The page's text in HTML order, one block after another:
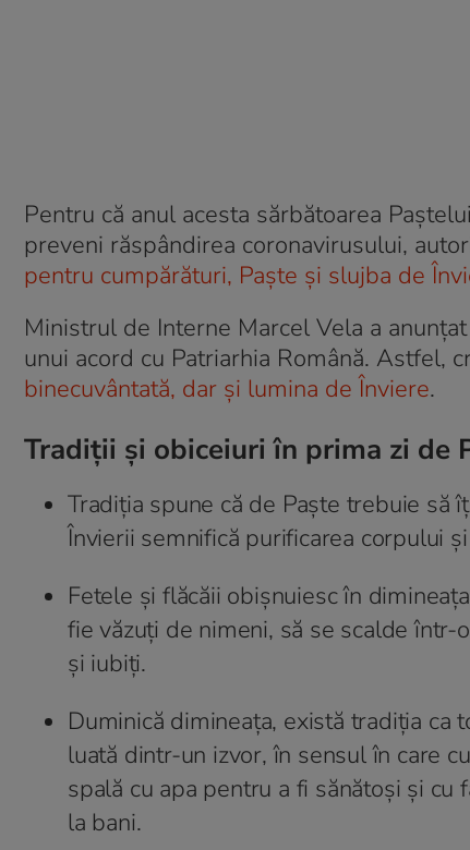
Pentru că anul acesta sărbătoarea
preveni răspândirea coronavirusului,
pentru cumpărături, Paște și slujba de
Ministrul de Interne Marcel Vela a
unui acord cu Patriarhia Română. Astfel,
binecuvântată, dar și lumina de Înviere.
Tradiții și obiceiuri în prima zi de
Tradiţia spune că de Paște trebuie să
Învierii semnifică purificarea corpului
Fetele şi flăcăii obişnuiesc în
fie văzuţi de nimeni, să se scalde într-
şi iubiţi.
Duminică dimineaţa, există tradiţia ca
luată dintr-un izvor, în sensul în care
spală cu apa pentru a fi sănătoşi şi
la bani.